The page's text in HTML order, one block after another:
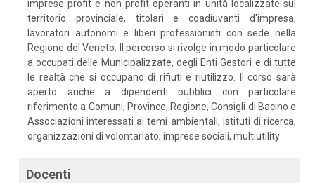
imprese profit e non profit operanti in unità localizzate sul
territorio provinciale, titolari e coadiuvanti d'impresa,
lavoratori autonomi e liberi professionisti con sede nella
Regione del Veneto. Il percorso si rivolge in modo particolare
a occupati delle Municipalizzate, degli Enti Gestori e di tutte
le realtà che si occupano di rifiuti e riutilizzo. Il corso sarà
aperto anche a dipendenti pubblici con particolare
riferimento a Comuni, Province, Regione, Consigli di Bacino e
Associazioni interessati ai temi ambientali, istituti di ricerca,
organizzazioni di volontariato, imprese sociali, multiutility
Docenti